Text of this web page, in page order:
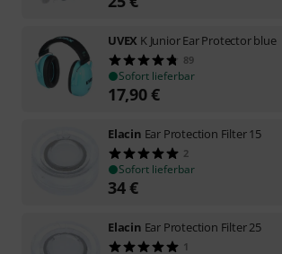
UVEX K Junior Ear Protector blue
89
Sofort lieferbar
17,90€
Elacin Ear Protection Filter 15
2
Sofort lieferbar
34€
Elacin Ear Protection Filter 25
1